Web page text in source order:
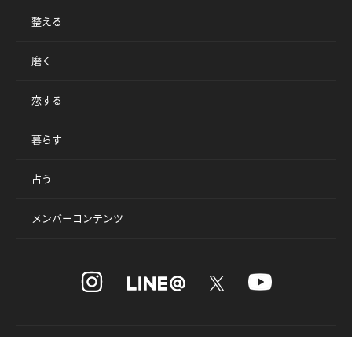
整える
磨く
恋する
暮らす
占う
メンバーコンテンツ